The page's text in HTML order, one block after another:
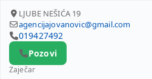
LJUBE NEŠIĆA 19
agencijajovanovic@gmail.com
019427492
Pozovi
Zaječar